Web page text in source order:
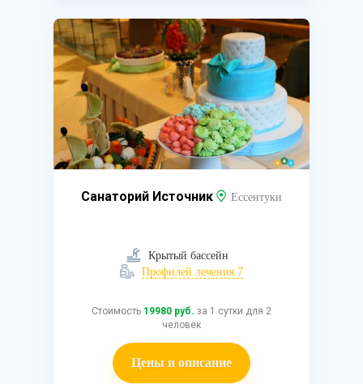
Санаторий Источник Ессентуки
Крытый бассейн
Профилей лечения 7
Стоимость 19980 руб. за 1 сутки для 2
человек
Цены и описание